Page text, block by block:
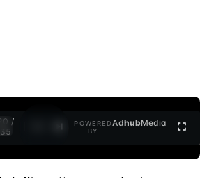
/
POWERED
BY
AdhubMedia